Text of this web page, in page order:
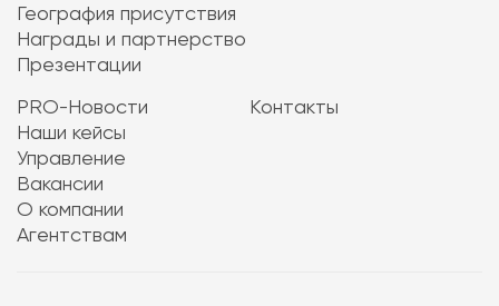
География присутствия
Награды и партнерство
Презентации
PRO-Новости
Наши кейсы
Управление
Вакансии
О компании
Агентствам
Контакты